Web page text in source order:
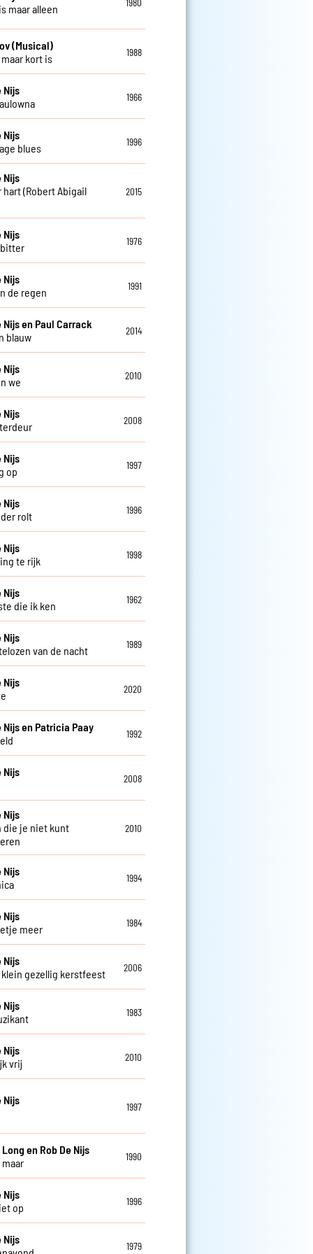
maar alleen
1980
(Musical)
kort is
1988
Nijs
1966
Nijs
blues
1996
Nijs
hart (Robert Abigail
2015
Nijs
1976
Nijs
de regen
1991
Nijs en Paul Carrack
blauw
2014
Nijs
we
2010
Nijs
2008
Nijs
op
1997
Nijs
rolt
1996
Nijs
te rijk
1998
Nijs
die ik ken
1962
Nijs
van de nacht
1989
Nijs
2020
Nijs en Patricia Paay
1992
Nijs
2008
Nijs
die je niet kunt
2010
Nijs
1994
Nijs
meer
1984
Nijs
gezellig kerstfeest
2006
Nijs
1983
Nijs
vrij
2010
Nijs
1997
en Rob De Nijs
maar
1990
Nijs
op
1996
Nijs
1979